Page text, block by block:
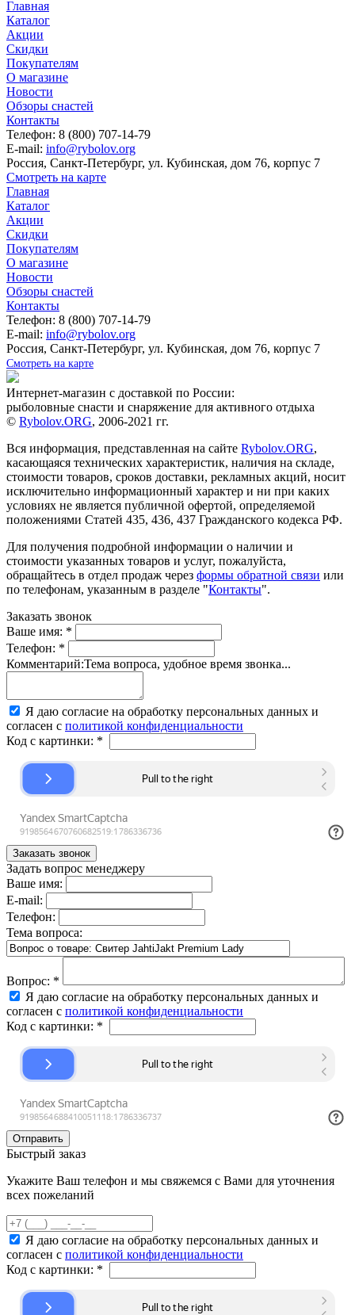
Главная
Каталог
Акции
Скидки
Покупателям
О магазине
Новости
Обзоры снастей
Контакты
Телефон: 8 (800) 707-14-79
E-mail: info@rybolov.org
Россия, Санкт-Петербург, ул. Кубинская, дом 76, корпус 7
Смотреть на карте
Главная
Каталог
Акции
Скидки
Покупателям
О магазине
Новости
Обзоры снастей
Контакты
Телефон: 8 (800) 707-14-79
E-mail: info@rybolov.org
Россия, Санкт-Петербург, ул. Кубинская, дом 76, корпус 7
Смотреть на карте
Интернет-магазин с доставкой по России:
рыболовные снасти и снаряжение для активного отдыха
© Rybolov.ORG, 2006-2021 гг.
Вся информация, представленная на сайте Rybolov.ORG,
касающаяся технических характеристик, наличия на складе,
стоимости товаров, сроков доставки, рекламных акций, носит
исключительно информационный характер и ни при каких
условиях не является публичной офертой, определяемой
положениями Статей 435, 436, 437 Гражданского кодекса РФ.
Для получения подробной информации о наличии и
стоимости указанных товаров и услуг, пожалуйста,
обращайтесь в отдел продаж через формы обратной связи или
по телефонам, указанным в разделе "Контакты".
Заказать звонок
Ваше имя: *
Телефон: *
Комментарий:Тема вопроса, удобное время звонка...
Я даю согласие на обработку персональных данных и
согласен с политикой конфиденциальности
Код с картинки: *
Задать вопрос менеджеру
Ваше имя:
E-mail:
Телефон:
Тема вопроса:
Вопрос: *
Я даю согласие на обработку персональных данных и
согласен с политикой конфиденциальности
Код с картинки: *
Быстрый заказ
Укажите Ваш телефон и мы свяжемся с Вами для уточнения
всех пожеланий
Я даю согласие на обработку персональных данных и
согласен с политикой конфиденциальности
Код с картинки: *